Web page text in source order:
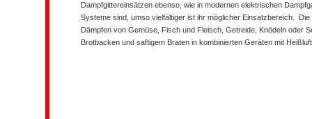
Dampfgittereinsätzen ebenso, wie in modernen elektrischen
Systeme sind, umso vielfältiger ist ihr möglicher Einsatzbereich.
Dämpfen von Gemüse, Fisch und Fleisch, Getreide, Knödeln oder
Brotbacken und saftigem Braten in kombinierten Geräten mit